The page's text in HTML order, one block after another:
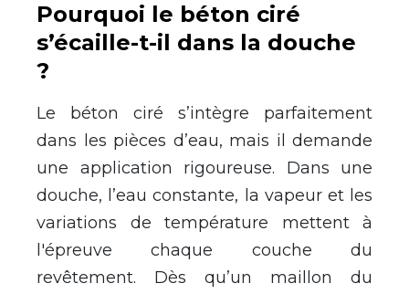
Pourquoi le béton ciré
s’écaille-t-il dans la douche
?
Le béton ciré s’intègre parfaitement
dans les pièces d’eau, mais il demande
une application rigoureuse. Dans une
douche, l’eau constante, la vapeur et les
variations de température mettent à
l'épreuve chaque couche du
revêtement. Dès qu’un maillon du